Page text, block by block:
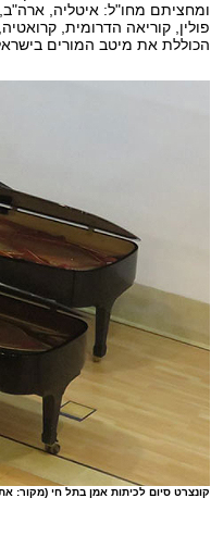
ומחציתם מחו"ל: איטליה, ארה"ב,
פולין, קוריאה הדרומית,
הכוללת את מיטב המורים
קונצרט סיום לכיתות אמן בתל חי (מקור: